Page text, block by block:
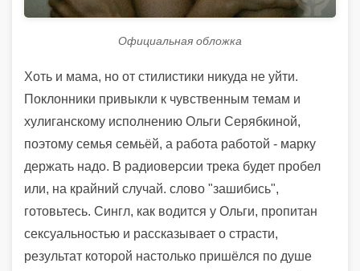
Официальная обложка
Хоть и мама, но от стилистики никуда не уйти.
Поклонники привыкли к чувственным темам и
хулиганскому исполнению Ольги Серябкиной,
поэтому семья семьёй, а работа работой - марку
держать надо. В радиоверсии трека будет пробел
или, на крайний случай. слово "зашибись",
готовьтесь. Сингл, как водится у Ольги, пропитан
сексуальностью и рассказывает о страсти,
результат которой настолько пришёлся по душе